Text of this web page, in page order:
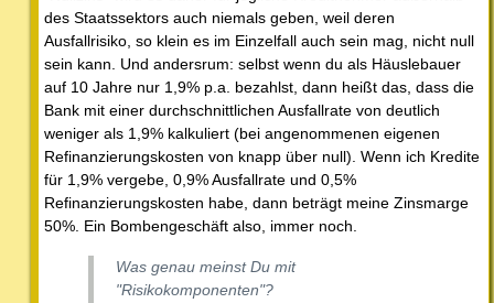
des Staatssektors auch niemals geben, weil deren
Ausfallrisiko, so klein es im Einzelfall auch sein mag, nicht null
sein kann. Und andersrum: selbst wenn du als Häuslebauer
auf 10 Jahre nur 1,9% p.a. bezahlst, dann heißt das, dass die
Bank mit einer durchschnittlichen Ausfallrate von deutlich
weniger als 1,9% kalkuliert (bei angenommenen eigenen
Refinanzierungskosten von knapp über null). Wenn ich Kredite
für 1,9% vergebe, 0,9% Ausfallrate und 0,5%
Refinanzierungskosten habe, dann beträgt meine Zinsmarge
50%. Ein Bombengeschäft also, immer noch.
Was genau meinst Du mit
"Risikokomponenten"?